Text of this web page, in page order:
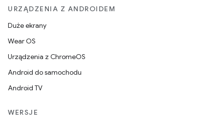
URZĄDZENIA Z ANDROIDEM
Duże ekrany
Wear OS
Urządzenia z ChromeOS
Android do samochodu
Android TV
WERSJE